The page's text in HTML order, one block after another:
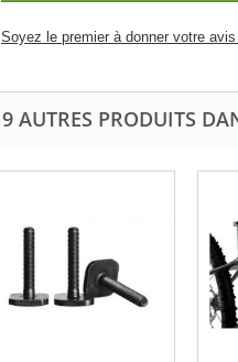
Soyez le premier à donner votre avis
9 AUTRES PRODUITS